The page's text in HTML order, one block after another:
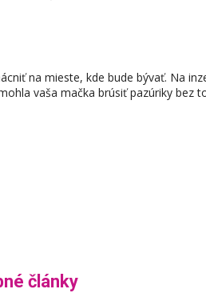
na mieste, kde bude bývať. Na
vaša mačka brúsiť pazúriky bez
články